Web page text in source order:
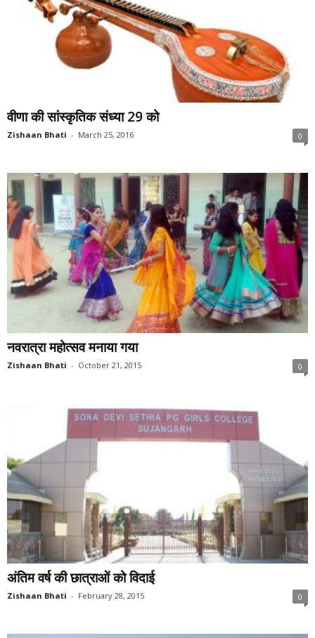
वीणा की सांस्कृतिक संध्या 29 को
Zishaan Bhati - March 25, 2016 0
नवरात्रा महोत्सव मनाया गया
Zishaan Bhati - October 21, 2015 0
अंतिम वर्ष की छात्राओं को विदाई
Zishaan Bhati - February 28, 2015 0